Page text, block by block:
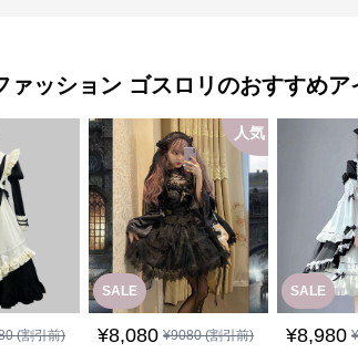
ァッション ゴスロリのおすすめア
(割引前)
SALE
人気
¥8,080 ¥9080(割引前)
SALE
¥8,980 ¥